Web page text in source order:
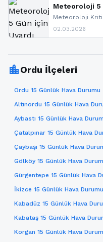
sitemizi takip
Meteoroloji 5
Meteoroloji
02.03.2026
location_cityOrdu İlçeleri
Ordu 15 Günlük Hava Durumu
Altınordu 15 Günlük Hava
Aybastı 15 Günlük Hava
Çatalpınar 15 Günlük Hava
Çaybaşı 15 Günlük Hava
Gölköy 15 Günlük Hava
Gürgentepe 15 Günlük Hava
İkizce 15 Günlük Hava Durumu
Kabadüz 15 Günlük Hava
Kabataş 15 Günlük Hava
Korgan 15 Günlük Hava